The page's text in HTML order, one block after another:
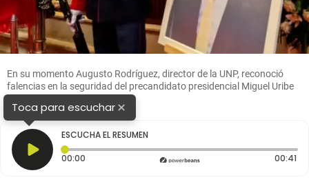
En su momento Augusto Rodríguez, director de la UNP, reconoció
falencias en la seguridad del precandidato presidencial Miguel Uribe
Turbay. Foto: Colprensa
Toca para escuchar×
ESCUCHA EL RESUMEN
00:00 Tiempo transcurrido: 0 segundos 00:41